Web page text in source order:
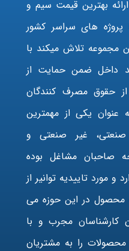
بهترین قیمت سیم و
پروژه های سراسر کشور
مجموعه تلاش میکند با
داخل ضمن حمایت از
از حقوق مصرف کنندگان
یکی از مهمترین
غیر صنعتی و
صاحبان مشاغل بوده
مورد تاییدیه توانیر از
محصول در این حوزه می
کارشناسان مجرب و با
را به مشتریان